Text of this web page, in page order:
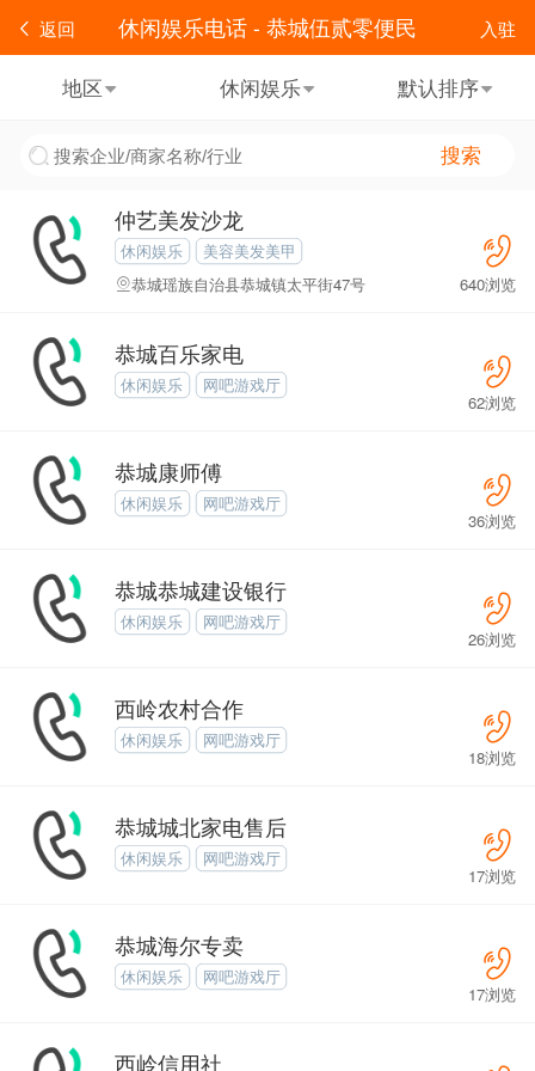
返回 入驻
休闲娱乐电话 - 恭城伍贰零便民
地区 休闲娱乐 默认排序
搜索
仲艺美发沙龙
休闲娱乐
美容美发美甲
恭城瑶族自治县恭城镇太平街47号
640浏览
恭城百乐家电
休闲娱乐 网吧游戏厅
62浏览
恭城康师傅
休闲娱乐 网吧游戏厅
36浏览
恭城恭城建设银行
休闲娱乐 网吧游戏厅
26浏览
西岭农村合作
休闲娱乐 网吧游戏厅
18浏览
恭城城北家电售后
休闲娱乐 网吧游戏厅
17浏览
恭城海尔专卖
休闲娱乐 网吧游戏厅
17浏览
西岭信用社